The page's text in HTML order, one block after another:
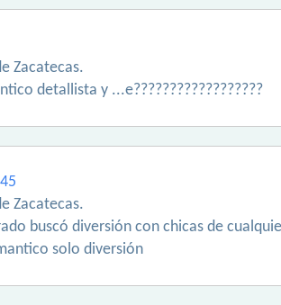
Zacatecas.
detallista y ...e??????????????????
Zacatecas.
buscó diversión con chicas de
solo diversión